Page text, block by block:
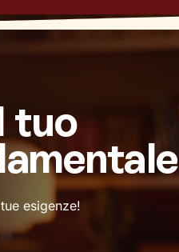
tuo
esigenze!